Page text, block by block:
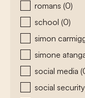
romans (0)
school (0)
simon
simone
social media
social security